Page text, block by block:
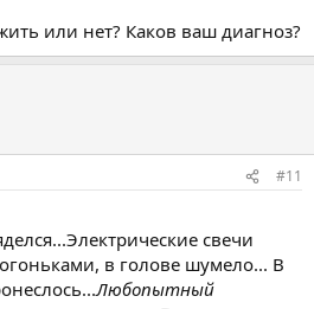
или нет? Каков ваш диагноз?
#11
свечи
в голове шумело... В
Любопытный